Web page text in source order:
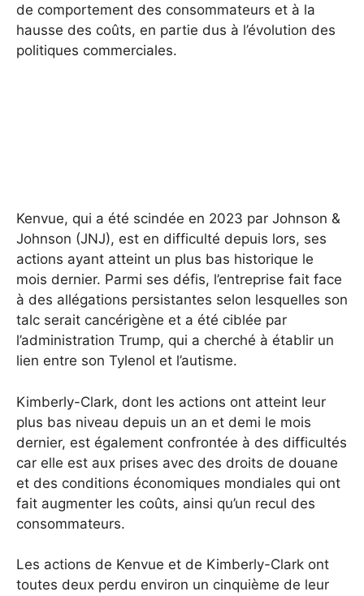
de comportement des consommateurs et à la
hausse des coûts, en partie dus à l’évolution des
politiques commerciales.
Kenvue, qui a été scindée en 2023 par Johnson &
Johnson (JNJ), est en difficulté depuis lors, ses
actions ayant atteint un plus bas historique le
mois dernier. Parmi ses défis, l’entreprise fait face
à des allégations persistantes selon lesquelles son
talc serait cancérigène et a été ciblée par
l’administration Trump, qui a cherché à établir un
lien entre son Tylenol et l’autisme.
Kimberly-Clark, dont les actions ont atteint leur
plus bas niveau depuis un an et demi le mois
dernier, est également confrontée à des difficultés
car elle est aux prises avec des droits de douane
et des conditions économiques mondiales qui ont
fait augmenter les coûts, ainsi qu’un recul des
consommateurs.
Les actions de Kenvue et de Kimberly-Clark ont ​​
toutes deux perdu environ un cinquième de leur